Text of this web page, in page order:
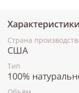
Характеристики
Страна
США
Тип
100%